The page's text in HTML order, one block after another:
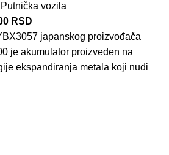
Putnička vozila
RSD
japanskog proizvođača
je akumulator proizveden na
ekspandiranja metala koji nudi